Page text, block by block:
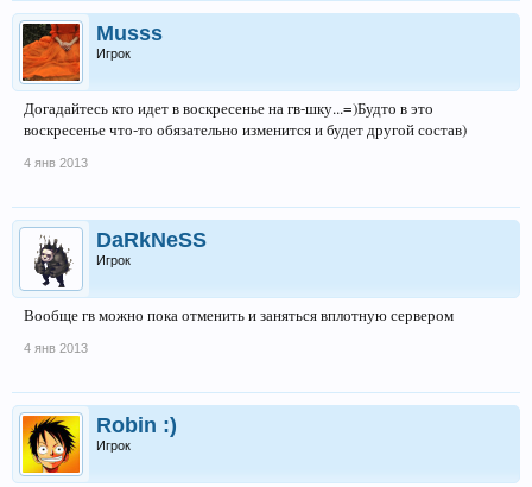
Musss
Игрок
Догадайтесь кто идет в воскресенье на гв-шку...=)Будто в это
воскресенье что-то обязательно изменится и будет другой состав)
4 янв 2013
DaRkNeSS
Игрок
Вообще гв можно пока отменить и заняться вплотную сервером
4 янв 2013
Robin :)
Игрок